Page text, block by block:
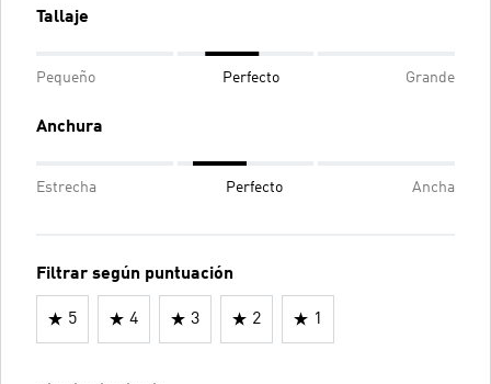
Tallaje
Pequeño Perfecto Grande
Anchura
Estrecha Perfecto Ancha
Filtrar según puntuación
5 4 3 2 1